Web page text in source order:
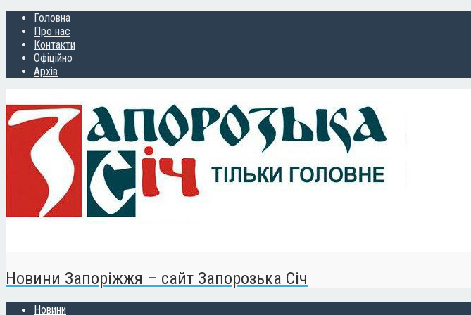
Головна
Про нас
Контакти
Офіційно
Архів
Новини Запоріжжя – сайт Запорозька Січ
Новини